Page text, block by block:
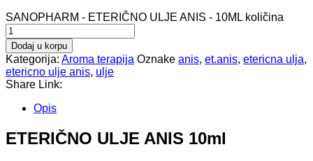
SANOPHARM - ETERIČNO ULJE ANIS - 10ML količina
Dodaj u korpu
Kategorija: Aroma terapija Oznake anis, et.anis, etericna ulja,
etericno ulje anis, ulje
Share Link:
Opis
ETERIČNO ULJE ANIS 10ml